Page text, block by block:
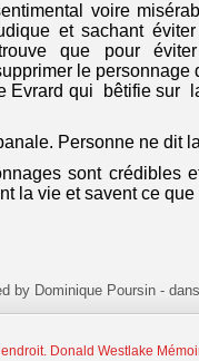
voire
et sachant
trouve que pour
le personnage
Evrard qui bêtifie sur
Personne ne dit
sont crédibles
la vie et savent ce
by Dominique Poursin -
Donald Westlake